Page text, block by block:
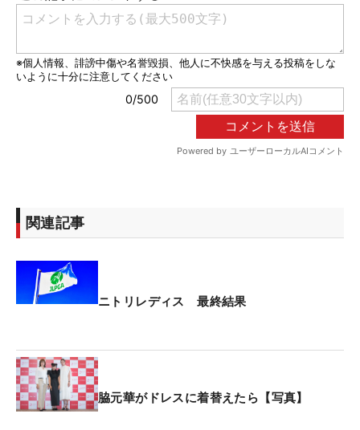
関連記事
ニトリレディス 最終結果
脇元華がドレスに着替えたら【写真】